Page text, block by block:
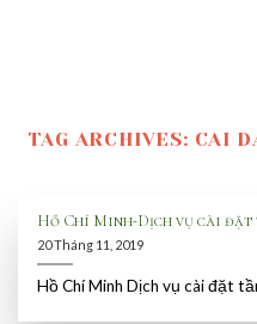
TAG ARCHIVES: CAI
Hồ Chí Minh-Dịch vụ cài đặt
20 Tháng 11, 2019
Hồ Chí Minh Dịch vụ cài đặt